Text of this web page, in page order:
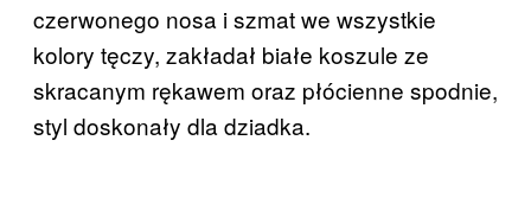
czerwonego nosa i szmat we wszystkie
kolory tęczy, zakładał białe koszule ze
skracanym rękawem oraz płócienne spodnie,
styl doskonały dla dziadka.